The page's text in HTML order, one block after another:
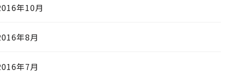
年10月
年8月
年7月